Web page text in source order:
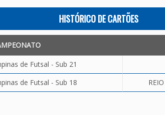
HISTÓRICO DE CARTÕES
de Futsal - Sub 21
de Futsal - Sub 18